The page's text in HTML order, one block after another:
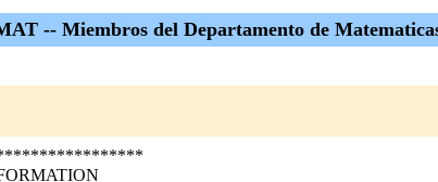
-- Miembros del Departamento de